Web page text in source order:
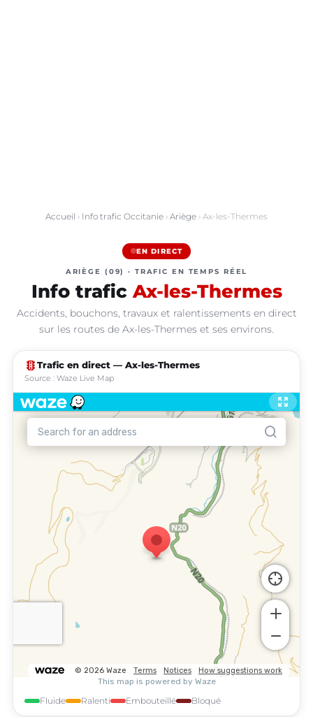
Accueil › Info trafic Occitanie › Ariège › Ax-les-Thermes
EN DIRECT
ARIÈGE (09) · TRAFIC EN TEMPS RÉEL
Info trafic Ax-les-Thermes
Accidents, bouchons, travaux et ralentissements en direct
sur les routes de Ax-les-Thermes et ses environs.
traffic Trafic en direct — Ax-les-Thermes
Source : Waze Live Map
Fluide Ralenti Embouteillé Bloqué